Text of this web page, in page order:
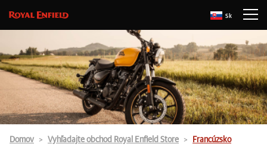
Sk
Domov Vyhľadajte obchod Royal Enfield Store Francúzsko